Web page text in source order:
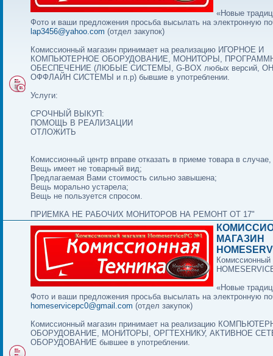
«Новые
Фото и ваши предложения просьба высылать на электронную
lap3456@yahoo.com (отдел закупок)
Комиссионный магазин принимает на реализацию ИГОРНОЕ И
КОМПЬЮТЕРНОЕ ОБОРУДОВАНИЕ, МОНИТОРЫ,
ОБЕСПЕЧЕНИЕ (ЛЮБЫЕ СИСТЕМЫ, G-BOX любых версий,
ОФФЛАЙН СИСТЕМЫ и п.р) бывшие в употреблении.
Услуги:
СРОЧНЫЙ ВЫКУП:
ПОМОЩЬ В РЕАЛИЗАЦИИ
ОТЛОЖИТЬ
Комиссионный центр вправе отказать в приеме товара в
Вещь имеет не товарный вид;
Предлагаемая Вами стоимость сильно завышена;
Вещь морально устарела;
Вещь не пользуется спросом.
ПРИЕМКА НЕ РАБОЧИХ МОНИТОРОВ НА РЕМОНТ ОТ 17"
МАГАЗИН
Комиссионный
«Новые
Фото и ваши предложения просьба высылать на электронную
homeservicepc0@gmail.com (отдел закупок)
Комиссионный магазин принимает на реализацию
ОБОРУДОВАНИЕ, МОНИТОРЫ, ОРГТЕХНИКУ, АКТИВНОЕ
ОБОРУДОВАНИЕ бывшее в употреблении.